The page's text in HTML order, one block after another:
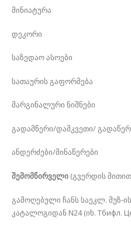
მინიატურა
დეკორი
საზედაო ასოები
სათაურის გაფორმება
მარგინალური ნიშნები
გადამწერი/დამკვეთი/
ანდერძები/მინაწერები
შემომწირველი (გვერდის
გამოღებული ჩანს საეკლ. მუზ-
კატალოგიდან N24 (იხ. Тбифл.